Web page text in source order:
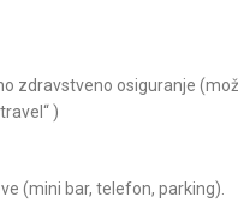
zdravstveno osiguranje
)
(mini bar, telefon, parking).